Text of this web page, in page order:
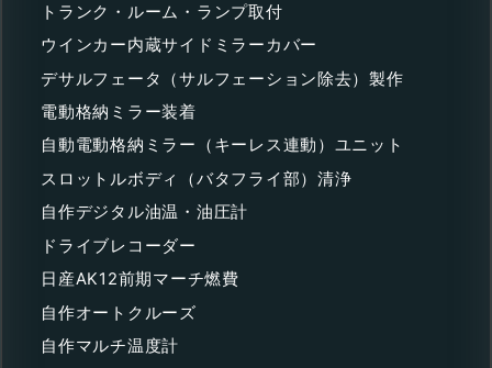
トランク・ルーム・ランプ取付
ウインカー内蔵サイドミラーカバー
デサルフェータ（サルフェーション除去）製作
電動格納ミラー装着
自動電動格納ミラー（キーレス連動）ユニット
スロットルボディ（バタフライ部）清浄
自作デジタル油温・油圧計
ドライブレコーダー
日産AK12前期マーチ燃費
自作オートクルーズ
自作マルチ温度計